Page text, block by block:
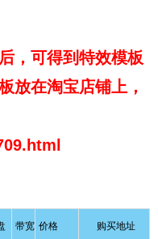
，可得到特效模板
放在淘宝店铺上，
带宽 价格 购买地址